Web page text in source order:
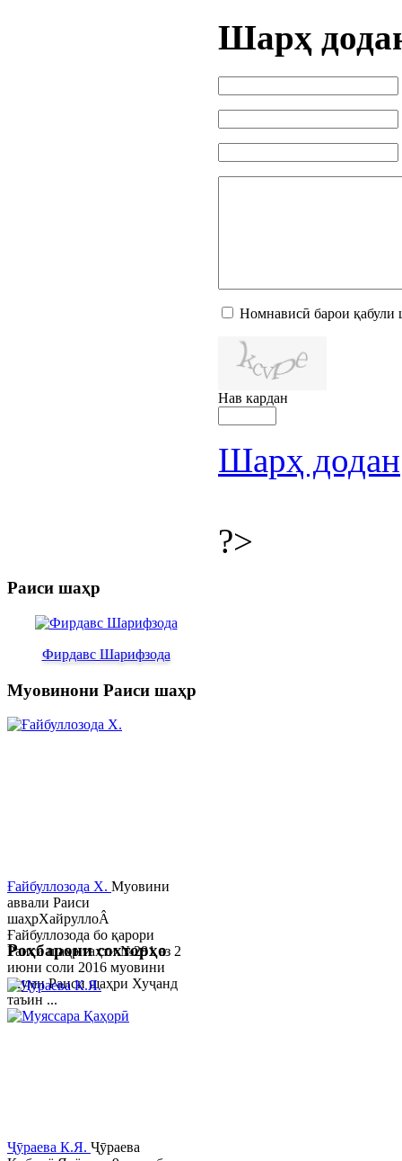
Шарҳ
Номнависӣ барои қабули
Нав кардан
Шарҳ додан
?>
Раиси шаҳр
Фирдавс Шарифзода
Муовинони Раиси шаҳр
Ғайбуллозода Х. Муовини
аввали Раиси
шаҳрХайруллоÂ
Ғайбуллозода бо қарори
Раиси шаҳр таҳти №281 аз 2
июни соли 2016 муовини
якуми Раиси шаҳри Хуҷанд
таъин ...
Роҳбарони сохторҳо
Ҷӯраева К.Я. Ҷӯраева